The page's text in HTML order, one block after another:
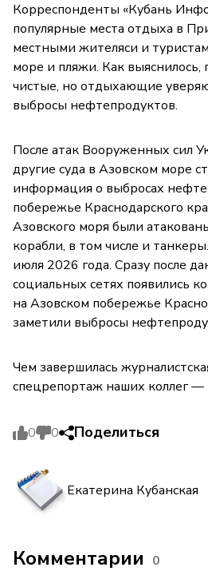
Корреспонденты «Кубань
популярные места отдыха в
местными жителяси и
море и пляжи. Как
чистые, но отдыхающие
выбросы нефтепродуктов.
После атак Вооруженных сил
другие суда в Азовском море
информация о выбросах
побережье Краснодарского
Азовского моря были
корабли, в том числе и
июля 2026 года. Сразу после
социальных сетях появились
на Азовском побережье
заметили выбросы
Чем завершилась
спецрепортаж наших коллег —
0 0 Поделиться
Екатерина Кубанская
Комментарии 0